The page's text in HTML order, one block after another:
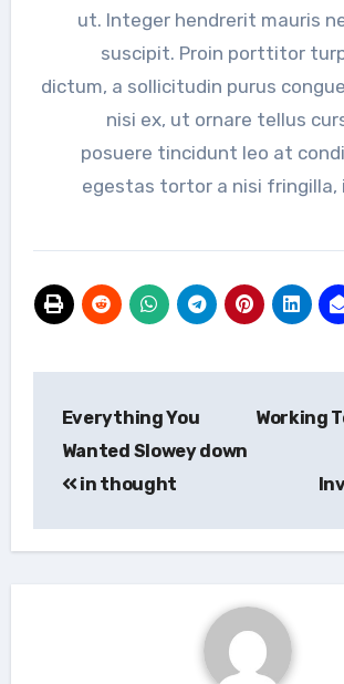
ut. Integer hendrerit mauris
suscipit. Proin porttitor
dictum, a sollicitudin purus
nisi ex, ut ornare tellus
posuere tincidunt leo at
egestas tortor a nisi fringilla,
Working
Everything You
Wanted Slowey down
in thought